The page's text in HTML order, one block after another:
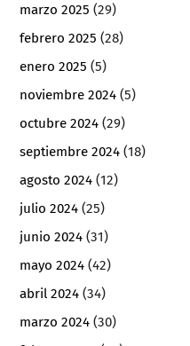
marzo 2025 (29)
febrero 2025 (28)
enero 2025 (5)
noviembre 2024 (5)
octubre 2024 (29)
septiembre 2024 (18)
agosto 2024 (12)
julio 2024 (25)
junio 2024 (31)
mayo 2024 (42)
abril 2024 (34)
marzo 2024 (30)